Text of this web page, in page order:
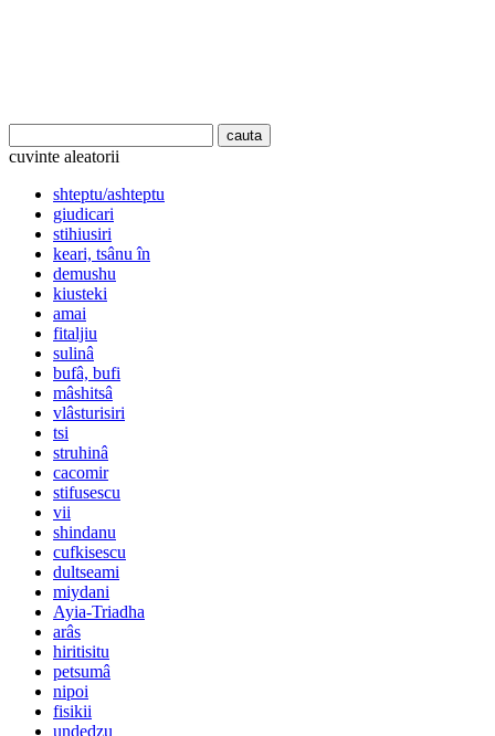
cuvinte aleatorii
shteptu/ashteptu
giudicari
stihiusiri
keari, tsânu în
demushu
kiusteki
amai
fitaljiu
sulinâ
bufâ, bufi
mâshitsâ
vlâsturisiri
tsi
struhinâ
cacomir
stifusescu
vii
shindanu
cufkisescu
dultseami
miydani
Ayia-Triadha
arâs
hiritisitu
petsumâ
nipoi
fisikii
undedzu